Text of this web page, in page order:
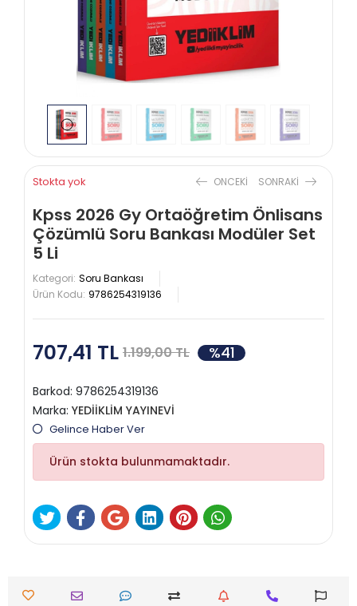
Stokta yok ONCEKI SONRAKI
Kpss 2026 Gy Ortaöğretim Önlisans
Çözümlü Soru Bankası Modüler Set
5 Li
Kategori: Soru Bankası
Ürün Kodu: 9786254319136
707,41 TL 1.199,00 TL %41
Barkod: 9786254319136
Marka: YEDİİKLİM YAYINEVİ
Gelince Haber Ver
Ürün stokta bulunmamaktadır.